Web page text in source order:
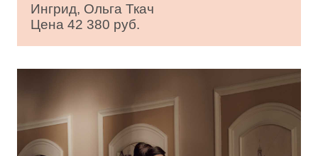
Ингрид, Ольга Ткач
Цена 42 380 руб.